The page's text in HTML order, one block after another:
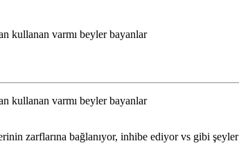
kullanan varmı beyler bayanlar
kullanan varmı beyler bayanlar
zarflarına bağlanıyor, inhibe ediyor vs gibi